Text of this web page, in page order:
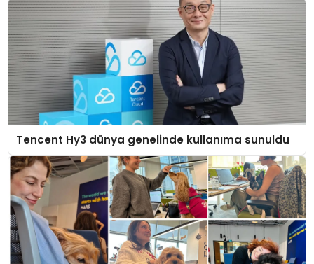
Tencent Hy3 dünya genelinde kullanıma sunuldu